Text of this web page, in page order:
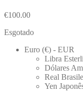
€100.00
Esgotado
Euro (€) - EUR
Libra
Dólares
Real
Yen